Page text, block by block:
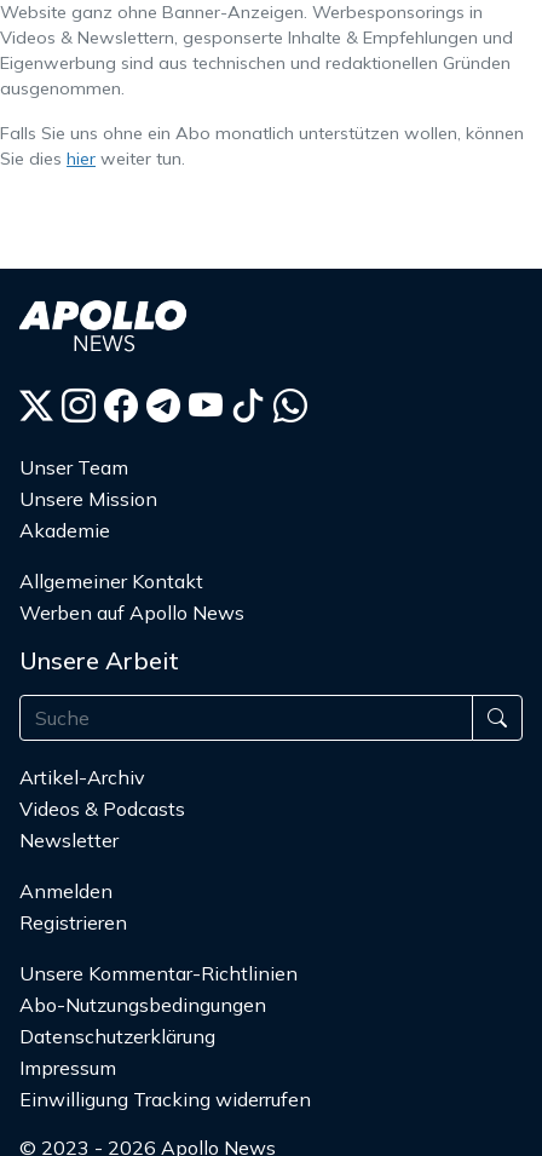
Website ganz ohne Banner-Anzeigen. Werbesponsorings in
Videos & Newslettern, gesponserte Inhalte & Empfehlungen und
Eigenwerbung sind aus technischen und redaktionellen Gründen
ausgenommen.
Falls Sie uns ohne ein Abo monatlich unterstützen wollen, können
Sie dies hier weiter tun.
Unser Team
Unsere Mission
Akademie
Allgemeiner Kontakt
Werben auf Apollo News
Unsere Arbeit
Artikel-Archiv
Videos & Podcasts
Newsletter
Anmelden
Registrieren
Unsere Kommentar-Richtlinien
Abo-Nutzungsbedingungen
Datenschutzerklärung
Impressum
Einwilligung Tracking widerrufen
© 2023 - 2026 Apollo News